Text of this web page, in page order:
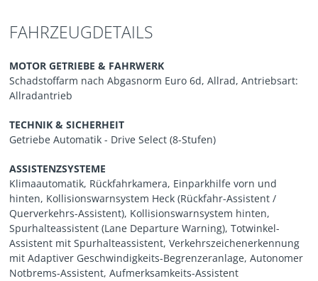
FAHRZEUGDETAILS
MOTOR GETRIEBE & FAHRWERK
Schadstoffarm nach Abgasnorm Euro 6d, Allrad, Antriebsart:
Allradantrieb
TECHNIK & SICHERHEIT
Getriebe Automatik - Drive Select (8-Stufen)
ASSISTENZSYSTEME
Klimaautomatik, Rückfahrkamera, Einparkhilfe vorn und
hinten, Kollisionswarnsystem Heck (Rückfahr-Assistent /
Querverkehrs-Assistent), Kollisionswarnsystem hinten,
Spurhalteassistent (Lane Departure Warning), Totwinkel-
Assistent mit Spurhalteassistent, Verkehrszeichenerkennung
mit Adaptiver Geschwindigkeits-Begrenzeranlage, Autonomer
Notbrems-Assistent, Aufmerksamkeits-Assistent